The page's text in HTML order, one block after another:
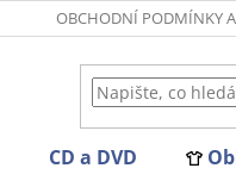
OBCHODNÍ PODMÍNKY
CD a DVD